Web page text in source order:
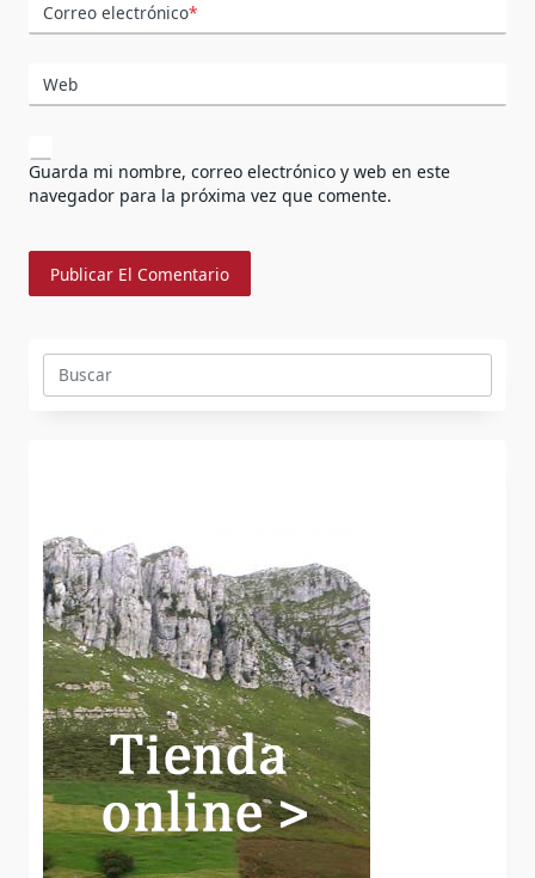
Correo electrónico*
Web
Guarda mi nombre, correo electrónico y web en este
navegador para la próxima vez que comente.
Buscar: